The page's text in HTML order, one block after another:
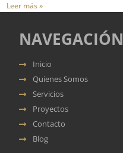
Leer más »
NAVEGACIÓN
Inicio
Quienes Somos
Servicios
Proyectos
Contacto
Blog